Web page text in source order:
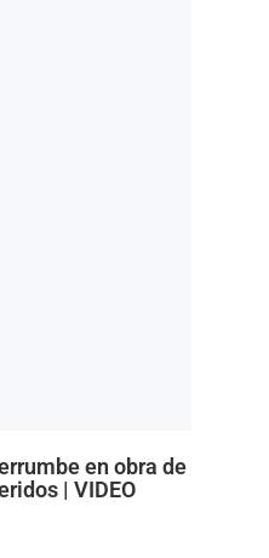
en obra de
| VIDEO